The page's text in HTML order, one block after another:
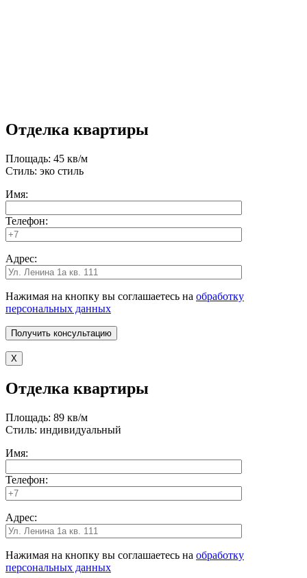
Отделка квартиры
Площадь: 45 кв/м
Стиль: эко стиль
Имя:
Телефон:
Адрес:
Нажимая на кнопку вы соглашаетесь на обработку
персональных данных
X
Отделка квартиры
Площадь: 89 кв/м
Стиль: индивидуальный
Имя:
Телефон:
Адрес:
Нажимая на кнопку вы соглашаетесь на обработку
персональных данных